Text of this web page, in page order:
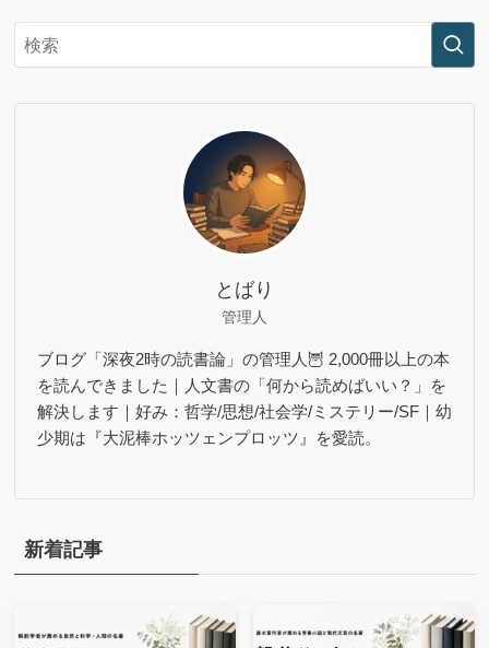
とばり
管理人
ブログ「深夜2時の読書論」の管理人🦉 2,000冊以上の本
を読んできました｜人文書の「何から読めばいい？」を
解決します｜好み：哲学/思想/社会学/ミステリー/SF｜幼
少期は『大泥棒ホッツェンプロッツ』を愛読。
新着記事